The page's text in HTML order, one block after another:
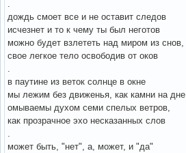
дождь смоет все и не оставит следов
исчезнет и то к чему ты был неготов
можно будет взлететь над миром из снов,
свое легкое тело освободив от оков
в паутине из веток солнце в окне
мы лежим без движенья, как камни на дне,
омываемы духом семи спелых ветров,
как прозрачное эхо несказанных слов
может быть, "нет", а, может, и "да"